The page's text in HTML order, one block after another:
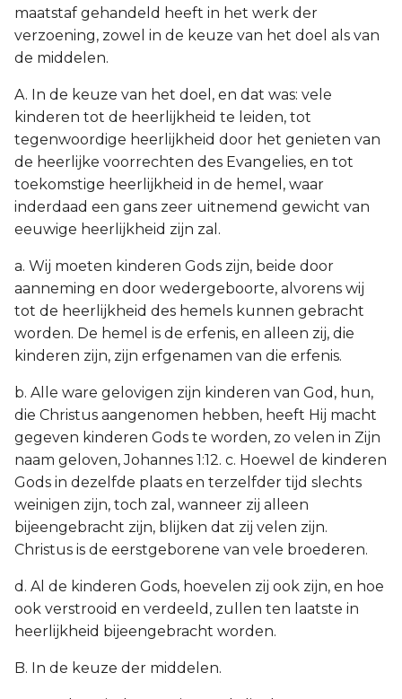
maatstaf gehandeld heeft in het werk der
verzoening, zowel in de keuze van het doel als van
de middelen.
A. In de keuze van het doel, en dat was: vele
kinderen tot de heerlijkheid te leiden, tot
tegenwoordige heerlijkheid door het genieten van
de heerlijke voorrechten des Evangelies, en tot
toekomstige heerlijkheid in de hemel, waar
inderdaad een gans zeer uitnemend gewicht van
eeuwige heerlijkheid zijn zal.
a. Wij moeten kinderen Gods zijn, beide door
aanneming en door wedergeboorte, alvorens wij
tot de heerlijkheid des hemels kunnen gebracht
worden. De hemel is de erfenis, en alleen zij, die
kinderen zijn, zijn erfgenamen van die erfenis.
b. Alle ware gelovigen zijn kinderen van God, hun,
die Christus aangenomen hebben, heeft Hij macht
gegeven kinderen Gods te worden, zo velen in Zijn
naam geloven, Johannes 1:12. c. Hoewel de kinderen
Gods in dezelfde plaats en terzelfder tijd slechts
weinigen zijn, toch zal, wanneer zij alleen
bijeengebracht zijn, blijken dat zij velen zijn.
Christus is de eerstgeborene van vele broederen.
d. Al de kinderen Gods, hoevelen zij ook zijn, en hoe
ook verstrooid en verdeeld, zullen ten laatste in
heerlijkheid bijeengebracht worden.
B. In de keuze der middelen.